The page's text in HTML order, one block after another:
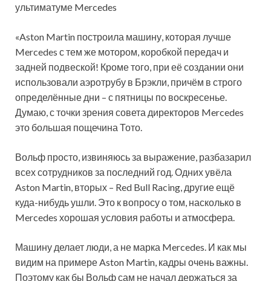
ультиматуме Mercedes
«Aston Martin построила машину, которая лучше
Mercedes с тем же мотором, коробкой передач и
задней подвеской! Кроме того, при её создании они
использовали аэротрубу в Брэкли, причём в строго
определённые дни – с пятницы по воскресенье.
Думаю, с точки зрения совета директоров Mercedes
это большая пощечина Тото.
Вольф просто, извиняюсь за выражение, разбазарил
всех сотрудников за последний год. Одних увёла
Aston Martin, вторых – Red Bull Racing, другие ещё
куда-нибудь ушли. Это к вопросу о том, насколько в
Mercedes хорошая условия работы и атмосфера.
Машину делает люди, а не марка Mercedes. И как мы
видим на примере Aston Martin, кадры очень важны.
Поэтому как бы Вольф сам не начал держаться за